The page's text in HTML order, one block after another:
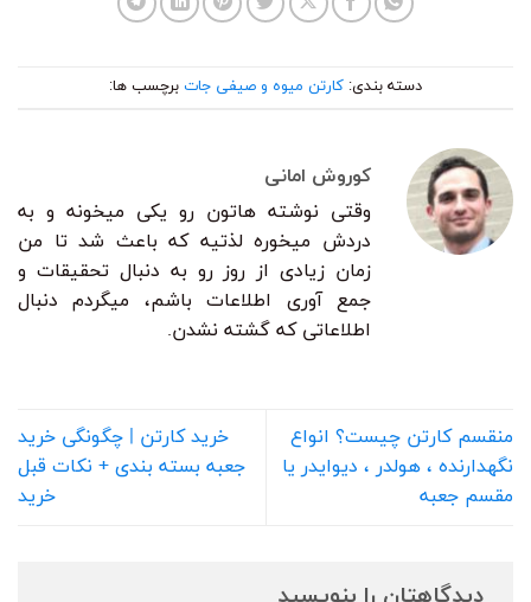
دسته بندی: کارتن میوه و صیفی جات برچسب ها:
کوروش امانی
وقتی نوشته هاتون رو یکی میخونه و به
دردش میخوره لذتیه که باعث شد تا من
زمان زیادی از روز رو به دنبال تحقیقات و
جمع آوری اطلاعات باشم، میگردم دنبال
اطلاعاتی که گشته نشدن.
منقسم کارتن چیست؟ انواع
نگهدارنده ، هولدر ، دیوایدر یا
مقسم جعبه
خرید کارتن | چگونگی خرید
جعبه بسته بندی + نکات قبل
خرید